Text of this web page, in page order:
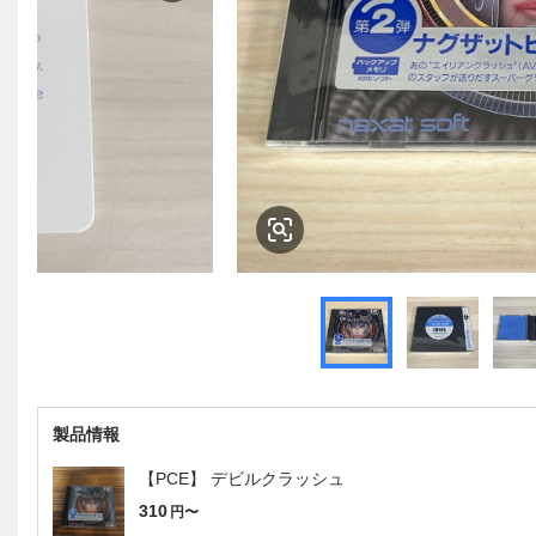
製品情報
【PCE】 デビルクラッシュ
310 円〜